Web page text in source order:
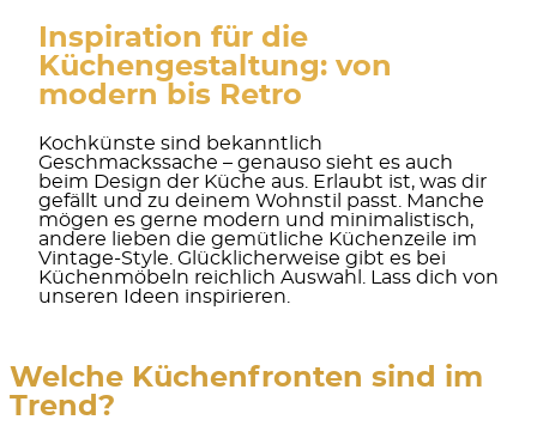
Inspiration für die
Küchengestaltung: von
modern bis Retro
Kochkünste sind bekanntlich
Geschmackssache – genauso sieht es auch
beim Design der Küche aus. Erlaubt ist, was dir
gefällt und zu deinem Wohnstil passt. Manche
mögen es gerne modern und minimalistisch,
andere lieben die gemütliche Küchenzeile im
Vintage-Style. Glücklicherweise gibt es bei
Küchenmöbeln reichlich Auswahl. Lass dich von
unseren Ideen inspirieren.
Welche Küchenfronten sind im
Trend?